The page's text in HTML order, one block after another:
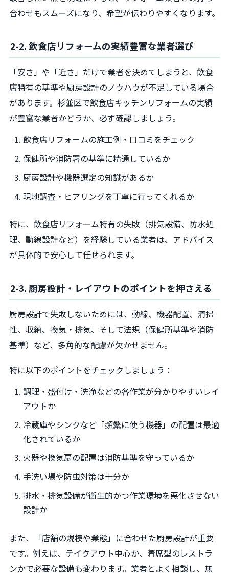
合わせもスムーズになり、希望が伝わりやすくなります。
2-2. 飲食店リフォームの実績豊富な業者選び
「安さ」や「近さ」だけで業者を決めてしまうと、飲食
店特有の基準や厨房設計のノウハウが不足している場合
があります。杉並区で飲食店キッチンリフォームの実績
が豊富な業者かどうか、必ず確認しましょう。
飲食店リフォームの施工例・口コミをチェック
保健所や消防署の基準に精通しているか
厨房設計や機器選定の知識があるか
現地調査・ヒアリングを丁寧に行ってくれるか
特に、飲食店リフォーム特有の失敗（排気設備、防水処
理、動線設計など）を経験している業者は、アドバイス
が具体的で安心して任せられます。
2-3. 厨房設計・レイアウトのポイントを押さえる
厨房設計で失敗しないためには、動線、機器配置、清掃
性、収納、換気・排気、そして法規（保健所基準や消防
基準）など、多角的な配慮が欠かせません。
特に以下のポイントをチェックしましょう：
調理・盛付け・洗浄などの各作業が分かりやすいレイ
アウトか
冷蔵庫やシンクなど「頻繁に使う機器」の配置は最適
化されているか
火器や換気扇の配置は消防基準を守っているか
手洗い場や防虫対策は十分か
排水・排気設備が衛生的かつ作業環境を悪化させない
設計か
また、「店舗の規模や業態」に合わせた厨房設計が重要
です。例えば、テイクアウト中心か、着席型のレストラ
ンかで必要な設備も変わります。業者とよく相談し、無